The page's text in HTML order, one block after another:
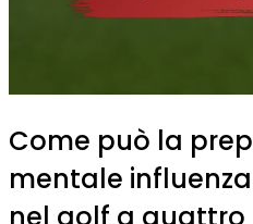
Come può la
mentale